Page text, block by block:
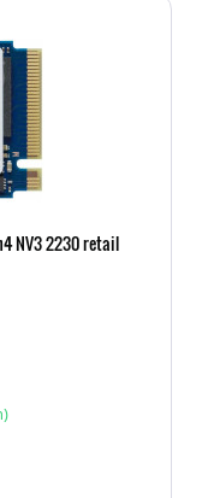
NV3 2230 retail